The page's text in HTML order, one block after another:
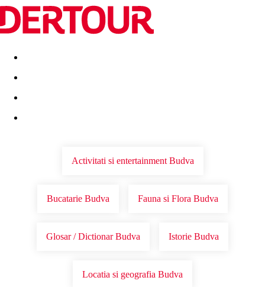
Destinatii Vacanta perfecta OFERTE DE NERATAT
Activitati si entertainment Budva
Bucatarie Budva Fauna si Flora Budva
Glosar / Dictionar Budva Istorie Budva
Locatia si geografia Budva